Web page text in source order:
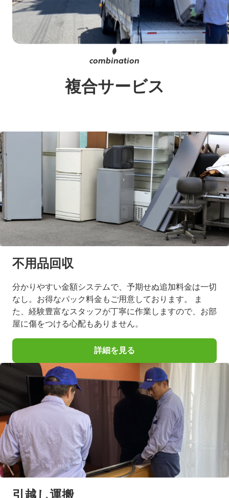
複合サービス
不用品回収
分かりやすい金額システムで、予期せぬ追加料金は一切
なし。お得なパック料金もご用意しております。 ま
た、経験豊富なスタッフが丁寧に作業しますので、お部
屋に傷をつける心配もありません。
詳細を見る
引越し運搬